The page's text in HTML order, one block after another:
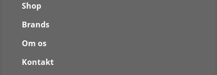
Shop
Brands
Om os
Kontakt